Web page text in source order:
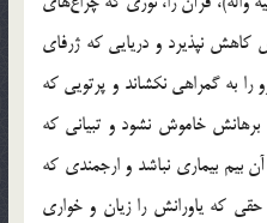
كاهش‌ نپذيرد و دريايي‌ كه‌ ژرفاي‌
به‌ گمراهي‌ نكشاند و پرتويي‌ كه‌
برهانش‌ خاموش‌ نشود و تبياني‌ كه‌
بيم‌ بيماري‌ نباشد و ارجمندي‌ كه‌
كه‌ ياورانش‌ را زيان‌ و خواري‌